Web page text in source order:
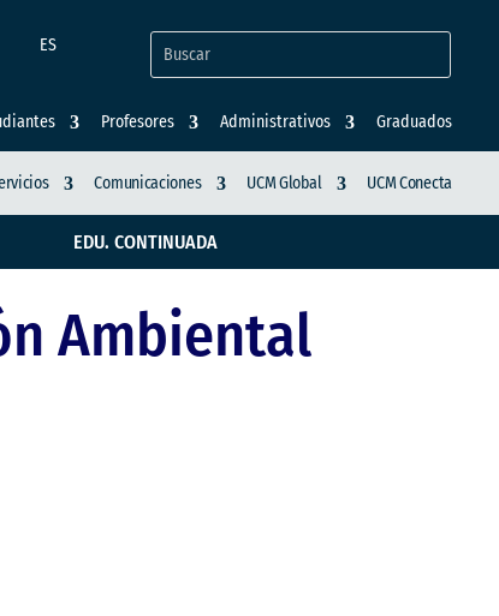
ES
Profesores Administrativos Graduados
Comunicaciones UCM Global UCM Conecta
EDU. CONTINUADA
Ambiental